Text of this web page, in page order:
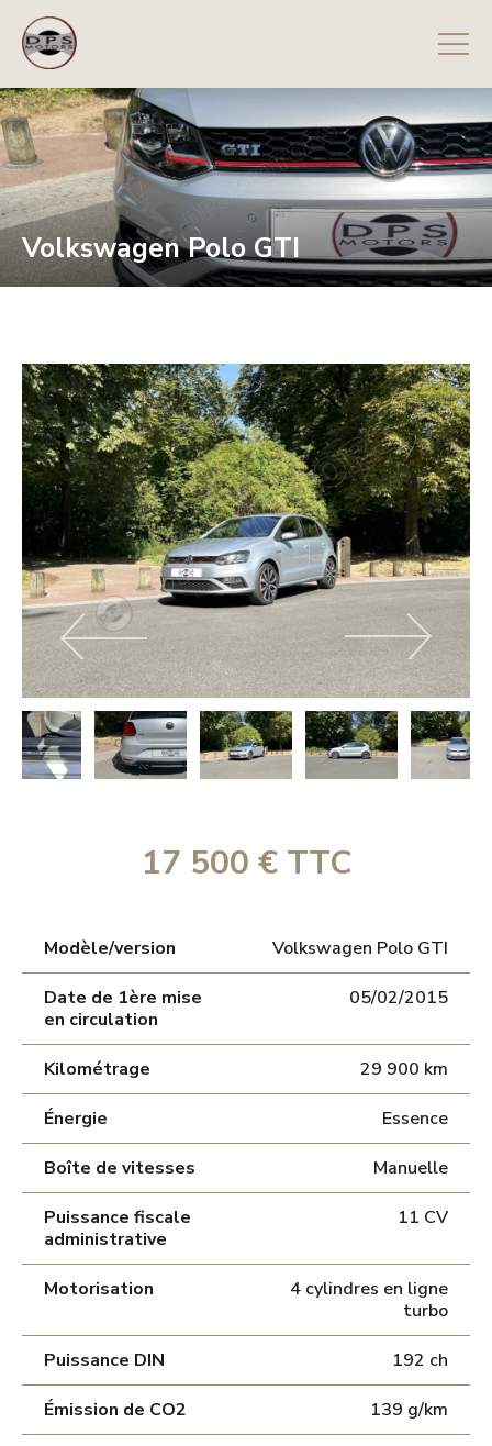
Volkswagen Polo GTI
17 500 € TTC
Modèle/version Volkswagen Polo GTI
Date de 1ère mise
en circulation
05/02/2015
Kilométrage 29 900 km
Énergie Essence
Boîte de vitesses Manuelle
Puissance fiscale
administrative
11 CV
Motorisation
4 cylindres en ligne
turbo
Puissance DIN 192 ch
Émission de CO2 139 g/km